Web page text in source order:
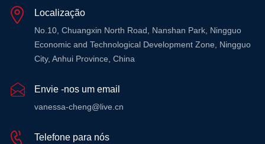
SABER MAIS
Localização
No.10, Chuangxin North Road, Nanshan Park, Ningguo
Economic and Technological Development Zone, Ningguo
City, Anhui Province, China
Envie -nos um email
vanessa-cheng@live.cn
Telefone para nós